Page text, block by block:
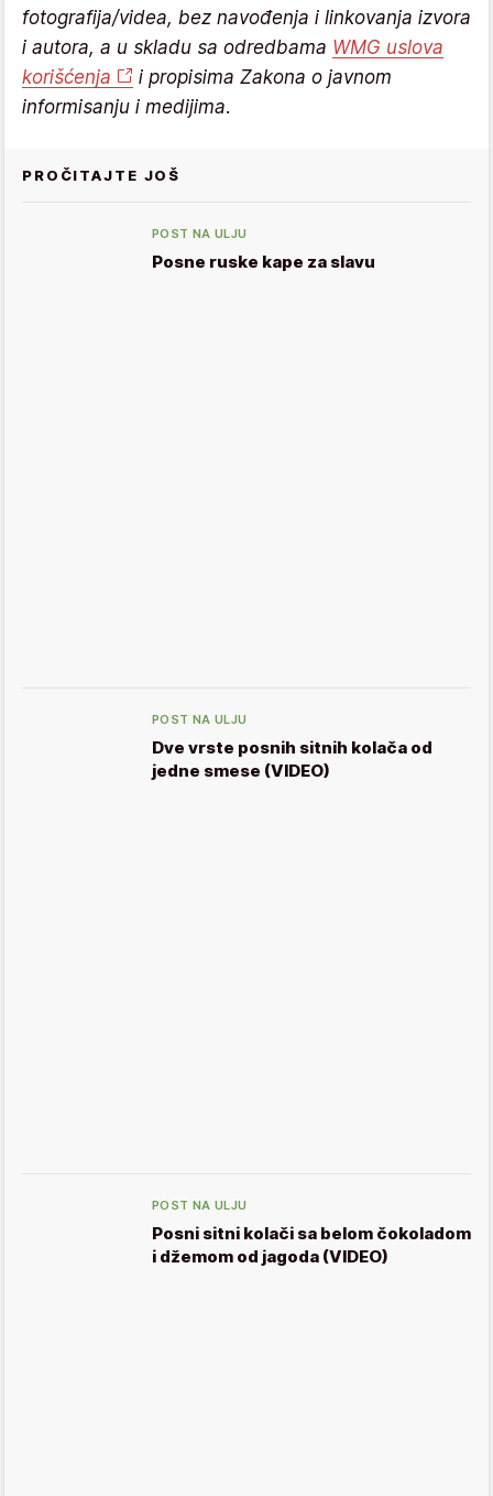
fotografija/videa, bez navođenja i linkovanja izvora
i autora, a u skladu sa odredbama WMG uslova
korišćenja
i propisima Zakona o javnom
informisanju i medijima.
PROČITAJTE JOŠ
POST NA ULJU
Posne ruske kape za slavu
POST NA ULJU
Dve vrste posnih sitnih kolača od
jedne smese (VIDEO)
POST NA ULJU
Posni sitni kolači sa belom čokoladom
i džemom od jagoda (VIDEO)